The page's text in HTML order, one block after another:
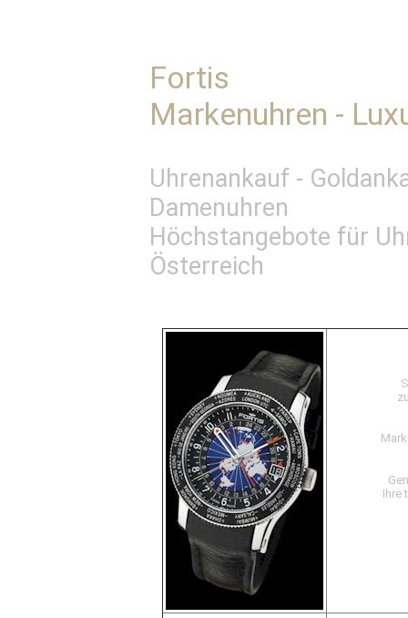
Fortis
Markenuhren -
Uhrenankauf -
Damenuhren
Höchstangebote für
Österreich
Ihre